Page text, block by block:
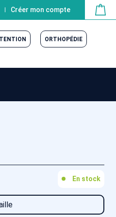
Créer mon compte
ORTHOPÉDIE
En stock